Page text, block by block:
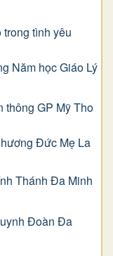
tình yêu
Năm học Giáo Lý
thông GP Mỹ Tho
Đức Mẹ La
Thánh Đa Minh
Đoàn Đa